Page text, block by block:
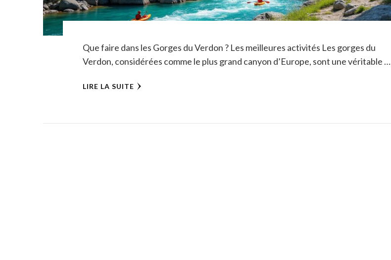
Que faire dans les Gorges du Verdon ? Les meilleures activités Les gorges du
Verdon, considérées comme le plus grand canyon d’Europe, sont une véritable …
LIRE LA SUITE